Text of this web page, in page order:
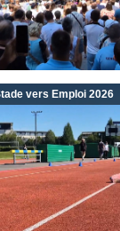
vers Emploi 2026